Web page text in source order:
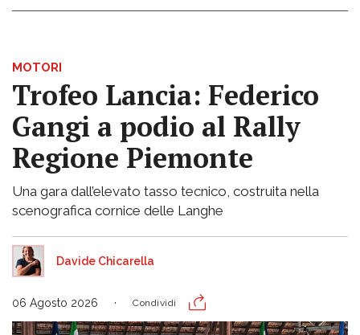
MOTORI
Trofeo Lancia: Federico
Gangi a podio al Rally
Regione Piemonte
Una gara dall’elevato tasso tecnico, costruita nella
scenografica cornice delle Langhe
Davide Chicarella
06 Agosto 2026 Condividi